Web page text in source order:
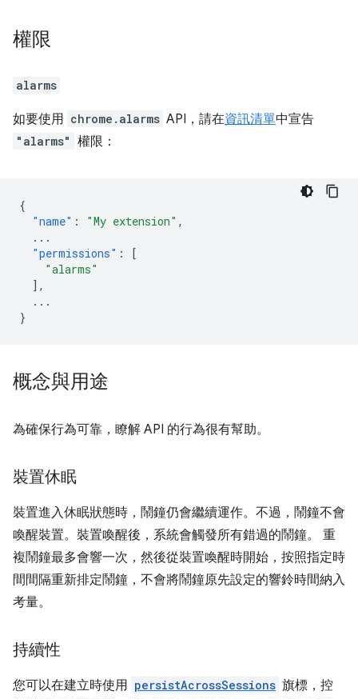
權限
alarms
如要使用 chrome.alarms API，請在資訊清單中宣告
"alarms" 權限：
{
"name" : "My extension" ,
...
"permissions" :
[
"alarms"
],
...
}
概念與用途
為確保行為可靠，瞭解 API 的行為很有幫助。
裝置休眠
裝置進入休眠狀態時，鬧鐘仍會繼續運作。不過，鬧鐘不會
喚醒裝置。裝置喚醒後，系統會觸發所有錯過的鬧鐘。 重
複鬧鐘最多會響一次，然後從裝置喚醒時開始，按照指定時
間間隔重新排定鬧鐘，不會將鬧鐘原先設定的響鈴時間納入
考量。
持續性
您可以在建立時使用 persistAcrossSessions 旗標，控